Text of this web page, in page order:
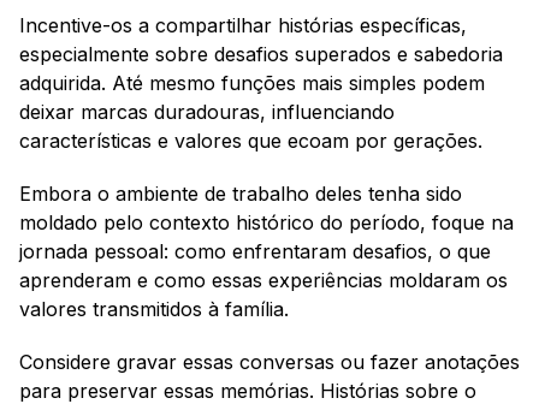
Incentive-os a compartilhar histórias específicas,
especialmente sobre desafios superados e sabedoria
adquirida. Até mesmo funções mais simples podem
deixar marcas duradouras, influenciando
características e valores que ecoam por gerações.
Embora o ambiente de trabalho deles tenha sido
moldado pelo contexto histórico do período, foque na
jornada pessoal: como enfrentaram desafios, o que
aprenderam e como essas experiências moldaram os
valores transmitidos à família.
Considere gravar essas conversas ou fazer anotações
para preservar essas memórias. Histórias sobre o